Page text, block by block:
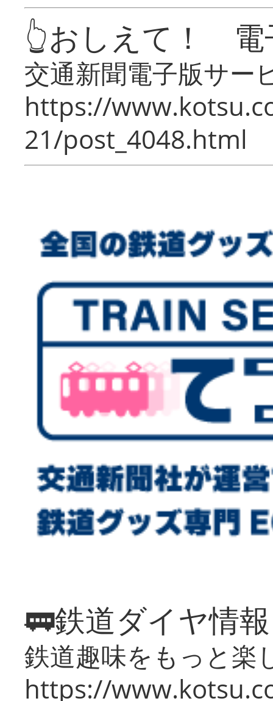
👆おしえて！ 電
交通新聞電子版サー
https://
21/post_4048.html
🚃鉄道ダイヤ情
鉄道趣味をもっと楽
https://